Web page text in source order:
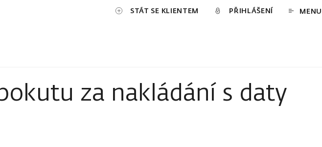
STÁT SE KLIENTEM PŘIHLÁŠENÍ MENU
za nakládání s daty